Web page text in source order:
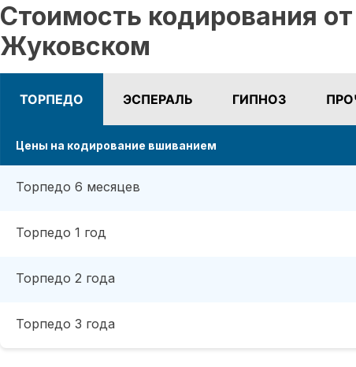
Стоимость кодирования
Жуковском
ТОРПЕДО ЭСПЕРАЛЬ ГИПНОЗ
Цены на кодирование вшиванием
Торпедо 6 месяцев
Торпедо 1 год
Торпедо 2 года
Торпедо 3 года